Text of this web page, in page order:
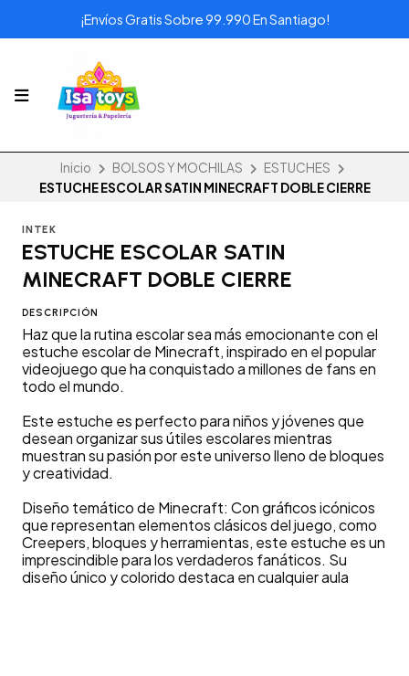
¡Envíos Gratis Sobre 99.990 En Santiago!
Inicio BOLSOS Y MOCHILAS
ESTUCHES
ESTUCHE ESCOLAR SATIN MINECRAFT DOBLE CIERRE
INTEK
ESTUCHE ESCOLAR SATIN
MINECRAFT DOBLE CIERRE
DESCRIPCIÓN
Haz que la rutina escolar sea más emocionante con el
estuche escolar de Minecraft, inspirado en el popular
videojuego que ha conquistado a millones de fans en
todo el mundo.
Este estuche es perfecto para niños y jóvenes que
desean organizar sus útiles escolares mientras
muestran su pasión por este universo lleno de bloques
y creatividad.
Diseño temático de Minecraft: Con gráficos icónicos
que representan elementos clásicos del juego, como
Creepers, bloques y herramientas, este estuche es un
imprescindible para los verdaderos fanáticos. Su
diseño único y colorido destaca en cualquier aula